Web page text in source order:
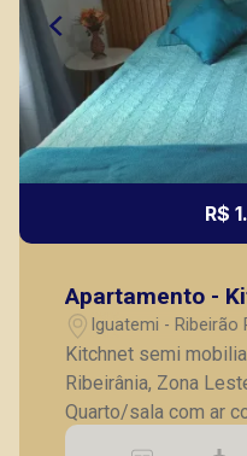
R$
Apartamento -
Iguatemi - Ribeirão
Kitchnet semi
Ribeirânia, Zona
Quarto/sala com ar
Banheiro social